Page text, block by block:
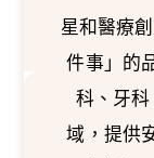
星和醫療
件事」的
科、牙
域，提供